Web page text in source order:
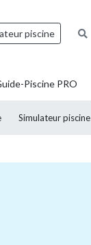
piscine
Simulateur piscine
Piscine PRO